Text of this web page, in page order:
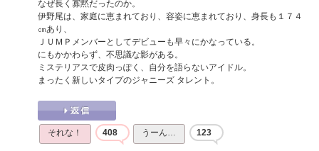
なぜ長く寡黙だったのか。
伊野尾は、家庭に恵まれており、容姿に恵まれており、身長も１７４
㎝あり、
ＪＵＭＰメンバーとしてデビューも早々にかなっている。
にもかかわらず、不思議な影がある。
ミステリアスで皮肉っぽく、自分を語らないアイドル。
まったく新しいタイプのジャニーズ タレント。
それな！ 408 うーん… 123